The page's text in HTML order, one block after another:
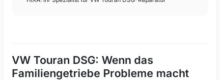
VW Touran DSG: Wenn das
Familiengetriebe Probleme macht